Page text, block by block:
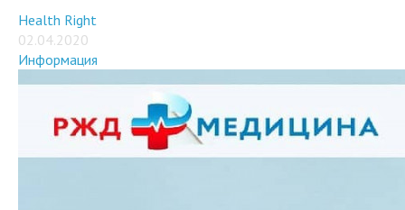
Health Right
02.04.2020
Информация